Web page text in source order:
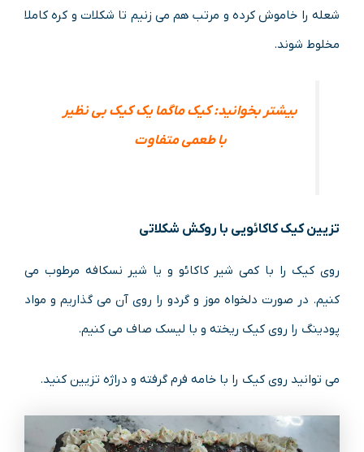
شعله را خاموش کرده و مرتب هم می زنیم تا شکلات و کره کاملا
مخلوط شوند.
بیشتر بخوانید:کیک ماگما یک کیک بی نظیر
با طعمی متفاوت
تزیین کیک کاکائویی با روکش شکلاتی
روی کیک را با کمی شیر کاکائو و یا شیر نسکافه مرطوب می
کنیم. در صورت دلخواه موز و گردو را روی آن می گذاریم و مواد
پودینگ را روی کیک ریخته و با لیسک صاف می کنیم.
می توانید روی کیک را با خامه فرم گرفته و دراژه تزیین کنید.